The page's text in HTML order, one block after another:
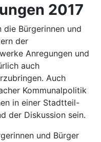
2017
die Bürgerinnen und
der
Anregungen und
auch
Auch
Kommunalpolitik
in einer Stadtteil-
der Diskussion sein.
und Bürger